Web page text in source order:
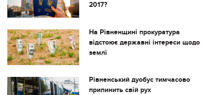
2017?
На Рівненщині прокуратура
відстоює державні інтереси щодо
землі
Рівненський дуобус тимчасово
припинить свій рух